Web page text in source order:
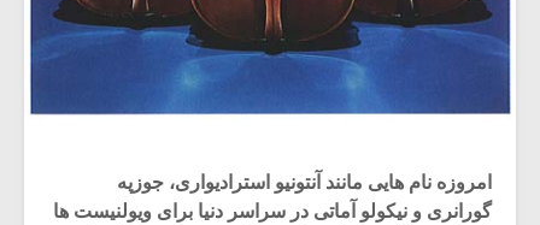
امروزه نام هایی مانند آنتونیو استرادیواری، جوزپه
گورانری و نیکولو آماتی در سراسر دنیا برای ویولنیست ها